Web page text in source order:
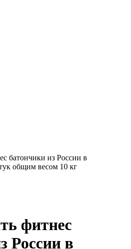
батончики из России в
общим весом 10 кг
фитнес
России в